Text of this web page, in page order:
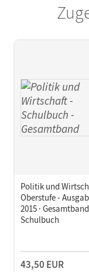
Politik und
Oberstufe -
2015 · Gesamtband
Schulbuch
43,50 EUR